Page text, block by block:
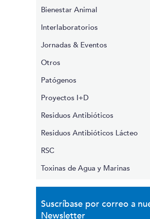
Bienestar Animal
Interlaboratorios
Jornadas & Eventos
Otros
Patógenos
Proyectos I+D
Residuos Antibióticos
Residuos Antibióticos Lácteo
RSC
Toxinas de Agua y Marinas
Suscríbase por correo a
Newsletter